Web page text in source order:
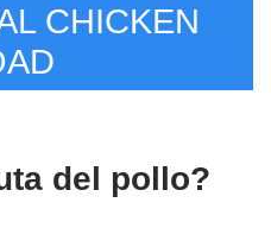
CHICKEN
del pollo?